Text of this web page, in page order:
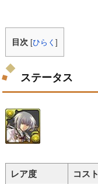
目次 [ひらく]
ステータス
レア度 コスト